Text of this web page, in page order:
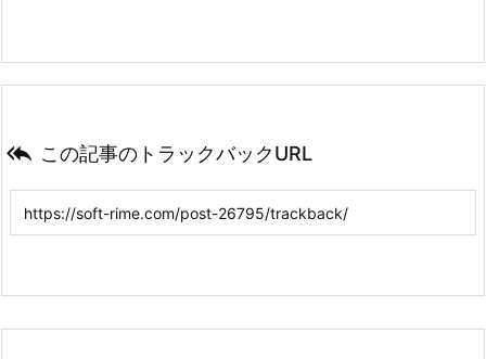
 この記事のトラックバックURL